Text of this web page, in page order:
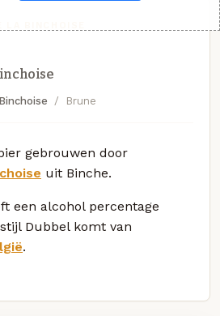
Brune
gebrouwen door
uit Binche.
een alcohol percentage
Dubbel komt van
.